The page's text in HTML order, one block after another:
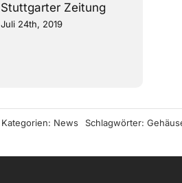
Stuttgarter Zeitung
Juli 24th, 2019
Kategorien: News Schlagwörter: